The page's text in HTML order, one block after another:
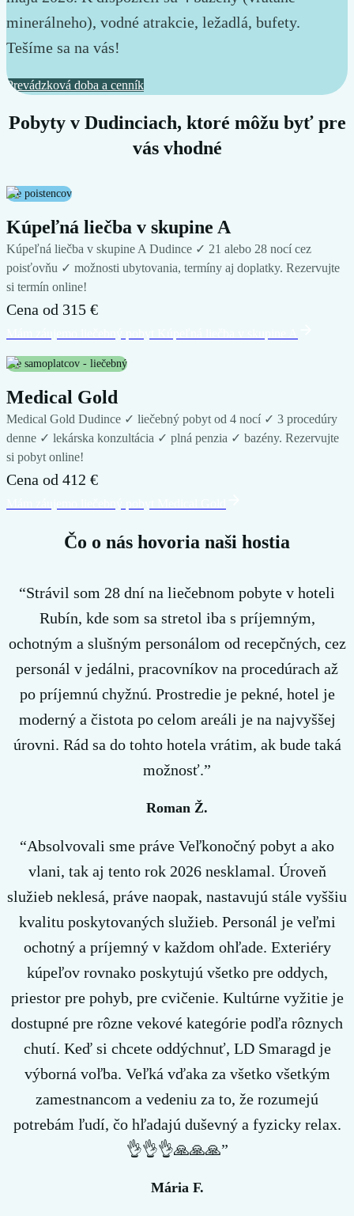
minerálneho), vodné atrakcie, ležadlá, bufety.
Tešíme sa na vás!
Prevádzková doba a cenník
Pobyty v Dudinciach, ktoré môžu byť pre
vás vhodné
Pre poistencov
Kúpeľná liečba v skupine A
Kúpeľná liečba v skupine A Dudince ✓ 21 alebo 28 nocí cez
poisťovňu ✓ možnosti ubytovania, termíny aj doplatky. Rezervujte
si termín online!
Cena od 315 €
Pre samoplatcov - liečebný
Medical Gold
Medical Gold Dudince ✓ liečebný pobyt od 4 nocí ✓ 3 procedúry
denne ✓ lekárska konzultácia ✓ plná penzia ✓ bazény. Rezervujte
si pobyt online!
Cena od 412 €
Čo o nás hovoria naši hostia
“Strávil som 28 dní na liečebnom pobyte v hoteli
Rubín, kde som sa stretol iba s príjemným,
ochotným a slušným personálom od recepčných, cez
personál v jedálni, pracovníkov na procedúrach až
po príjemnú chyžnú. Prostredie je pekné, hotel je
moderný a čistota po celom areáli je na najvyššej
úrovni. Rád sa do tohto hotela vrátim, ak bude taká
možnosť.”
Roman Ž.
“Absolvovali sme práve Veľkonočný pobyt a ako
vlani, tak aj tento rok 2026 nesklamal. Úroveň
služieb neklesá, práve naopak, nastavujú stále vyššiu
kvalitu poskytovaných služieb. Personál je veľmi
ochotný a príjemný v každom ohľade. Exteriéry
kúpeľov rovnako poskytujú všetko pre oddych,
priestor pre pohyb, pre cvičenie. Kultúrne vyžitie je
dostupné pre rôzne vekové kategórie podľa rôznych
chutí. Keď si chcete oddýchnuť, LD Smaragd je
výborná voľba. Veľká vďaka za všetko všetkým
zamestnancom a vedeniu za to, že rozumejú
potrebám ľudí, čo hľadajú duševný a fyzicky relax.
👌👌👌🙏🙏🙏”
Mária F.